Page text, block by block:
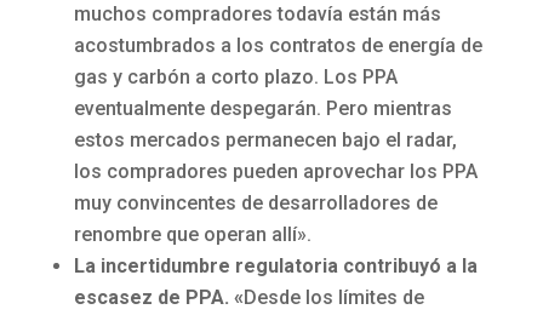
muchos compradores todavía están más
acostumbrados a los contratos de energía de
gas y carbón a corto plazo. Los PPA
eventualmente despegarán. Pero mientras
estos mercados permanecen bajo el radar,
los compradores pueden aprovechar los PPA
muy convincentes de desarrolladores de
renombre que operan allí».
La incertidumbre regulatoria contribuyó a la
escasez de PPA. «Desde los límites de